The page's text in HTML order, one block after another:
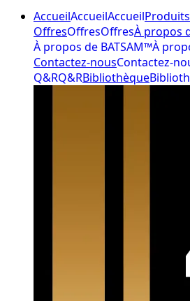
AccueilAccueilAccueilProduits
OffresOffresOffresÀ propos
À propos de BATSAM™À
Contactez-nousContactez-
Q&RQ&RBibliothèque